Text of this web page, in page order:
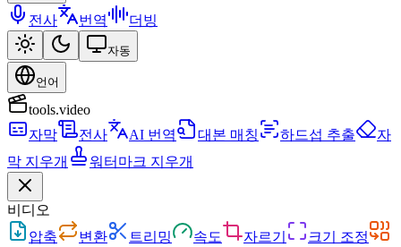
전사 번역 더빙
자동
언어
tools.video
자막
전사 AI 번역 대본 매칭 하드섭 추출
자
막 지우개
워터마크 지우개
비디오
압축
변환 트리밍 속도 자르기
크기 조정